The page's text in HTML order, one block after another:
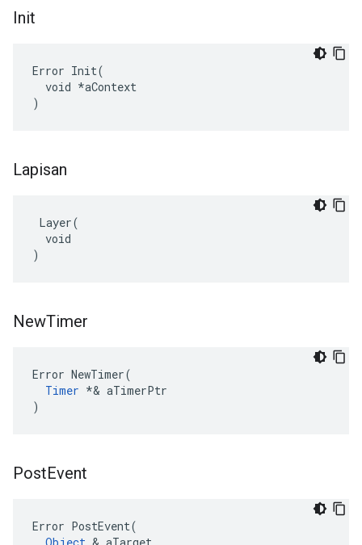
Init
Error Init(
  void *aContext
)
Lapisan
Layer(
  void
)
NewTimer
Error NewTimer(
Timer *& aTimerPtr
)
PostEvent
Error PostEvent(